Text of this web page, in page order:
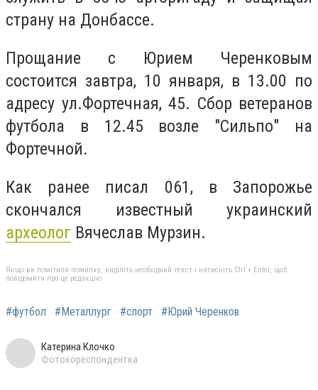
страну на Донбассе.
Прощание с Юрием Черенковым
состоится завтра, 10 января, в 13.00 по
адресу ул.Фортечная, 45. Сбор ветеранов
футбола в 12.45 возле "Сильпо" на
Фортечной.
Как ранее писал 061, в Запорожье
скончался известный украинский
археолог Вячеслав Мурзин.
Якщо ви помітили помилку, виділіть необхідний текст і натисніть Ctrl + Enter, щоб
повідомити про це редакцію
#футбол #Металлург #спорт #Юрий Черенков
Катерина Клочко
Фотокореспондентка